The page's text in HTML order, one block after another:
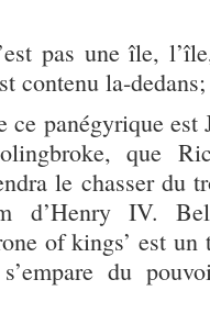
pas une île,
contenu la-dedans;
panégyrique est
que
le chasser du
d’Henry IV.
of kings’ est un
du